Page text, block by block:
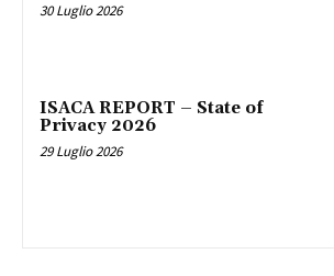
30 Luglio 2026
ISACA REPORT – State of
Privacy 2026
29 Luglio 2026